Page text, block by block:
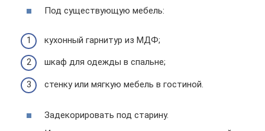
Под существующую мебель:
кухонный гарнитур из МДФ;
шкаф для одежды в спальне;
стенку или мягкую мебель в гостиной.
Задекорировать под старину.